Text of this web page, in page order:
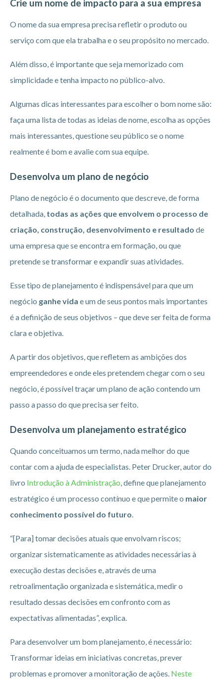
Crie um nome de impacto para a sua empresa
O nome da sua empresa precisa refletir o produto ou
serviço com que ela trabalha e o seu propósito no mercado.
Além disso, é importante que seja memorizado com
simplicidade e tenha impacto no público-alvo.
Algumas dicas interessantes para escolher o bom nome são:
faça uma lista de todas as ideias de nome, escolha as opções
mais interessantes, questione seu público se o nome
realmente é bom e avalie com sua equipe.
Desenvolva um plano de negócio
Plano de negócio é o documento que descreve, de forma
detalhada, todas as ações que envolvem o processo de
criação, construção, desenvolvimento e resultado de
uma empresa que se encontra em formação, ou que
pretende se transformar e expandir suas atividades.
Esse tipo de planejamento é indispensável para que um
negócio ganhe vida e um de seus pontos mais importantes
é a definição de seus objetivos – que deve ser feita de forma
clara e objetiva.
A partir dos objetivos, que refletem as ambições dos
empreendedores e onde eles pretendem chegar com o seu
negócio, é possível traçar um plano de ação contendo um
passo a passo do que precisa ser feito.
Desenvolva um planejamento estratégico
Quando conceituamos um termo, nada melhor do que
contar com a ajuda de especialistas. Peter Drucker, autor do
livro Introdução à Administração, define que planejamento
estratégico é um processo contínuo e que permite o maior
conhecimento possível do futuro.
“[Para] tomar decisões atuais que envolvam riscos;
organizar sistematicamente as atividades necessárias à
execução destas decisões e, através de uma
retroalimentação organizada e sistemática, medir o
resultado dessas decisões em confronto com as
expectativas alimentadas”, explica.
Para desenvolver um bom planejamento, é necessário:
Transformar ideias em iniciativas concretas, prever
problemas e promover a monitoração de ações. Neste